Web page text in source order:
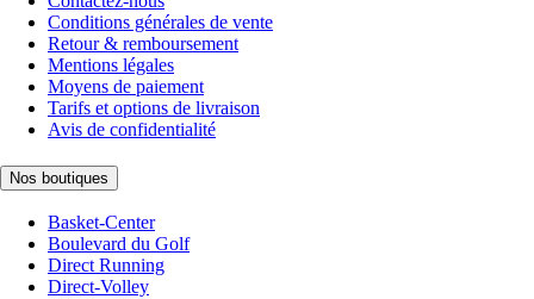
Conditions générales de vente
Retour & remboursement
Mentions légales
Moyens de paiement
Tarifs et options de livraison
Avis de confidentialité
Nos boutiques
Basket-Center
Boulevard du Golf
Direct Running
Direct-Volley